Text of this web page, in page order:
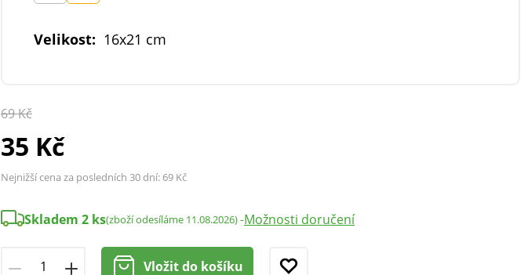
Velikost: 16x21 cm
69 Kč
35 Kč
Nejnižší cena za posledních 30 dní: 69 Kč
Skladem 2 ks(zboží odesíláme 11.08.2026)-Možnosti doručení
Vložit do košíku